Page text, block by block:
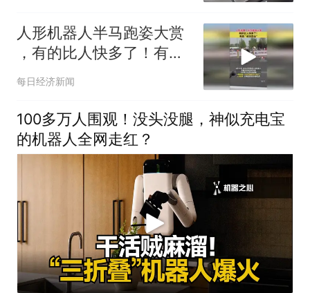
人形机器人半马跑姿大赏
，有的比人快多了！有的
“状况百出”
每日经济新闻
100多万人围观！没头没腿，神似充电宝
的机器人全网走红？